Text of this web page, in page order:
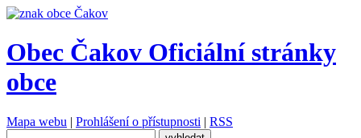
Obec Čakov Oficiální stránky
obce
Mapa webu | Prohlášení o přístupnosti | RSS